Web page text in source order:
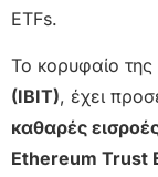
ETFs.
Το κορυφαίο της
(IBIT), έχει
καθαρές
Ethereum Trust